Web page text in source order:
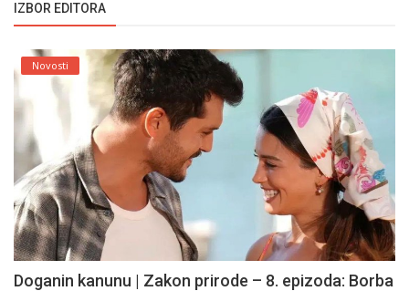
IZBOR EDITORA
Novosti
Doganin kanunu | Zakon prirode – 8. epizoda: Borba